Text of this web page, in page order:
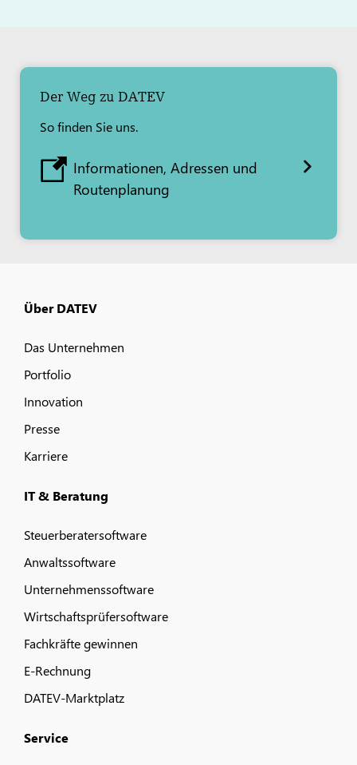
Der Weg zu DATEV
So finden Sie uns.
Informationen, Adressen und
Routenplanung
Über DATEV
Das Unternehmen
Portfolio
Innovation
Presse
Karriere
IT & Beratung
Steuerberatersoftware
Anwaltssoftware
Unternehmenssoftware
Wirtschaftsprüfersoftware
Fachkräfte gewinnen
E-Rechnung
DATEV-Marktplatz
Service